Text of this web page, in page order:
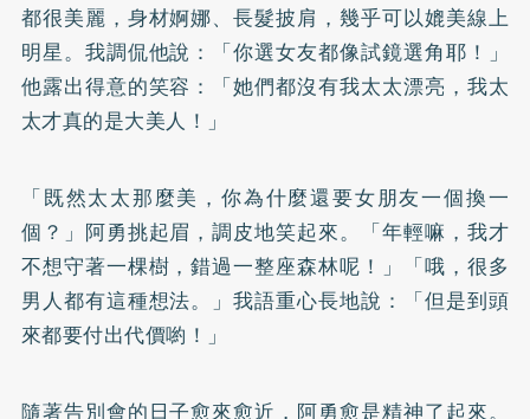
都很美麗，身材婀娜、長髮披肩，幾乎可以媲美線上
明星。我調侃他說：「你選女友都像試鏡選角耶！」
他露出得意的笑容：「她們都沒有我太太漂亮，我太
太才真的是大美人！」
「既然太太那麼美，你為什麼還要女朋友一個換一
個？」阿勇挑起眉，調皮地笑起來。「年輕嘛，我才
不想守著一棵樹，錯過一整座森林呢！」「哦，很多
男人都有這種想法。」我語重心長地說：「但是到頭
來都要付出代價喲！」
隨著告別會的日子愈來愈近，阿勇愈是精神了起來。